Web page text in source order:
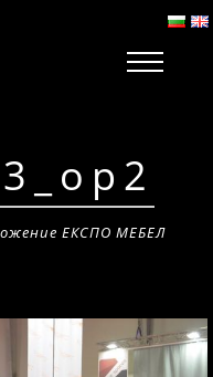
ЕКСПО МЕБЕЛ